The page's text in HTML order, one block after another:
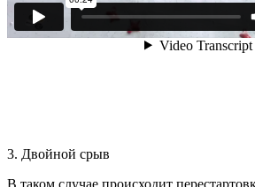
3. Двойной срыв
В таком случае происходит